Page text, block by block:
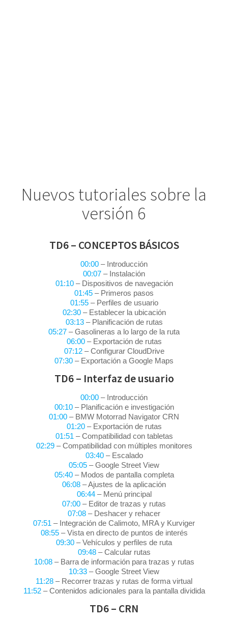
Nuevos tutoriales sobre la
versión 6
TD6 – CONCEPTOS BÁSICOS
00:00 – Introducción
00:07 – Instalación
01:10– Dispositivos de navegación
01:45 – Primeros pasos
01:55– Perfiles de usuario
02:30– Establecer la ubicación
03:13– Planificación de rutas
05:27 – Gasolineras a lo largo de la ruta
06:00– Exportación de rutas
07:12– Configurar CloudDrive
07:30 – Exportación a Google Maps
TD6 – Interfaz de usuario
00:00 – Introducción
00:10– Planificación e investigación
01:00 – BMW Motorrad Navigator CRN
01:20– Exportación de rutas
01:51 – Compatibilidad con tabletas
02:29– Compatibilidad con múltiples monitores
03:40– Escalado
05:05 – Google Street View
05:40– Modos de pantalla completa
06:08 – Ajustes de la aplicación
06:44– Menú principal
07:00 – Editor de trazas y rutas
07:08 – Deshacer y rehacer
07:51 – Integración de Calimoto, MRA y Kurviger
08:55– Vista en directo de puntos de interés
09:30 – Vehículos y perfiles de ruta
09:48– Calcular rutas
10:08– Barra de información para trazas y rutas
10:33 – Google Street View
11:28 – Recorrer trazas y rutas de forma virtual
11:52– Contenidos adicionales para la pantalla dividida
TD6 – CRN